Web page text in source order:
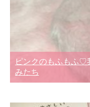
ピンクのもふもふ♡
みたち